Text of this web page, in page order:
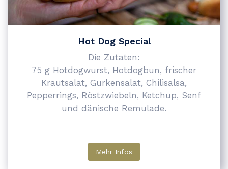
Hot Dog Special
Die Zutaten:
75 g Hotdogwurst, Hotdogbun, frischer
Krautsalat, Gurkensalat, Chilisalsa,
Pepperrings, Röstzwiebeln, Ketchup, Senf
und dänische Remulade.
Mehr Infos